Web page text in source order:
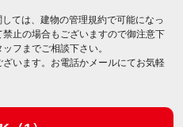
ては、建物の管理規約で可能になっ
止の場合もございますので御注意下
フまでご相談下さい。
います。お電話かメールにてお気軽